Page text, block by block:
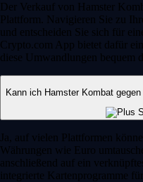
Der Verkauf von Hamster
Plattform. Navigieren Sie zu
und entscheiden Sie sich für
Crypto.com App bietet dafür
diese Umwandlungen bequem
Kann ich Hamster Kombat
Ja, auf vielen Plattformen
Währungen wie Euro
anschließend auf ein
integrierte Kartenprogramme